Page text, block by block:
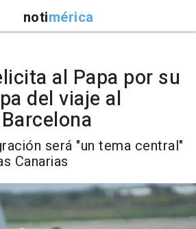
notimérica
al Papa por su
del viaje al
será "un tema central"
Canarias